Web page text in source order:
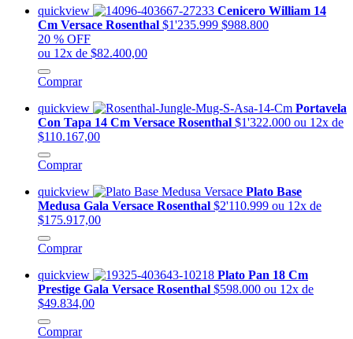
quickview
Cenicero William 14
Cm Versace Rosenthal $1'235.999 $988.800
20 % OFF
ou 12x de $82.400,00
Comprar
quickview
Portavela
Con Tapa 14 Cm Versace Rosenthal $1'322.000 ou 12x de
$110.167,00
Comprar
quickview
Plato Base
Medusa Gala Versace Rosenthal $2'110.999 ou 12x de
$175.917,00
Comprar
quickview
Plato Pan 18 Cm
Prestige Gala Versace Rosenthal $598.000 ou 12x de
$49.834,00
Comprar